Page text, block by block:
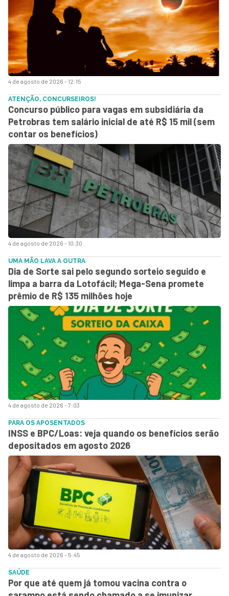
4 de agosto de 2026 - 12:15
4 de agosto de 2026 - 10:30
ATENÇÃO, CONCURSEIROS!
Concurso público para vagas em subsidiária da
Petrobras tem salário inicial de até R$ 15 mil (sem
contar os benefícios)
4 de agosto de 2026 - 7:03
UMA MÃO LAVA A OUTRA
Dia de Sorte sai pelo segundo sorteio seguido e
limpa a barra da Lotofácil; Mega-Sena promete
prêmio de R$ 135 milhões hoje
4 de agosto de 2026 - 5:45
PARA OS APOSENTADOS
INSS e BPC/Loas: veja quando os benefícios serão
depositados em agosto 2026
SAÚDE
Por que até quem já tomou vacina contra o